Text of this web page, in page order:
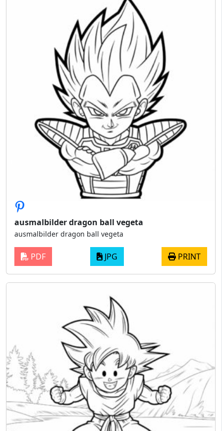
ausmalbilder dragon ball vegeta
ausmalbilder dragon ball vegeta
PDF JPG PRINT